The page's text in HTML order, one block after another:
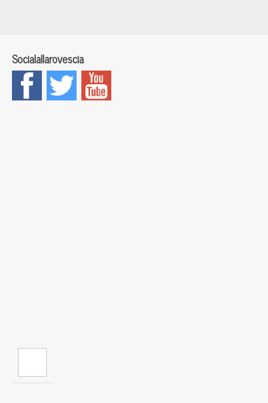
Socialallarovescia